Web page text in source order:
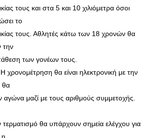
τους και στα 5 και 10 χιλιόμετρα όσοι
το
τους. Αθλητές κάτω των 18 χρονών θα
την
των γονέων τους.
χρονομέτρηση θα είναι ηλεκτρονική με την
θα
αγώνα μαζί με τους αριθμούς συμμετοχής.
τερματισμό θα υπάρχουν σημεία ελέγχου για